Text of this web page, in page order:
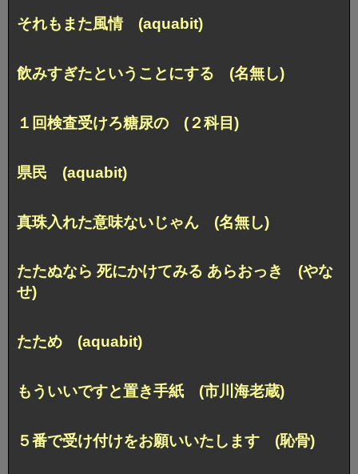
それもまた風情 (aquabit)
飲みすぎたということにする (名無し)
１回検査受けろ糖尿の (２科目)
県民 (aquabit)
真珠入れた意味ないじゃん (名無し)
たたぬなら 死にかけてみる あらおっき (やな
せ)
たため (aquabit)
もういいですと置き手紙 (市川海老蔵)
５番で受け付けをお願いいたします (恥骨)